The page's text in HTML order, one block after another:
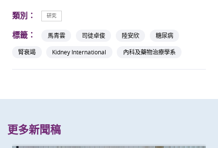
類別： 研究
標籤： 馬青雲 司徒卓俊 陸安欣
糖尿病
腎衰竭
Kidney International 內科及藥物治療學系
更多新聞稿